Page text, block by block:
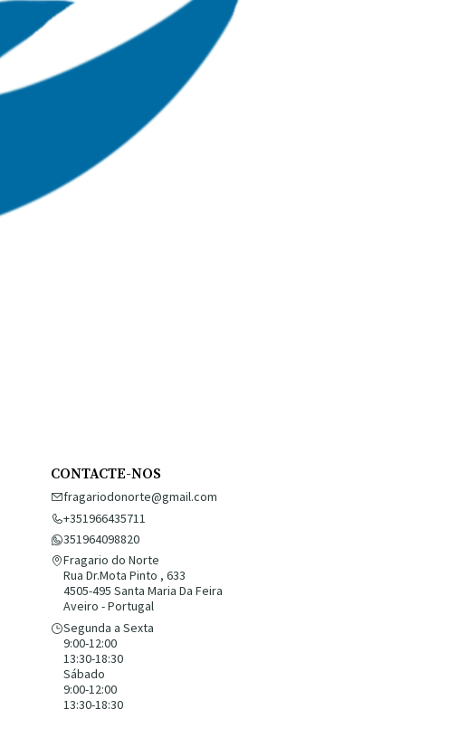
CONTACTE-NOS
fragariodonorte@gmail.com
+351966435711
351964098820
Fragario do Norte
Rua Dr.Mota Pinto , 633
4505-495 Santa Maria Da Feira
Aveiro - Portugal
Segunda a Sexta
9:00-12:00
13:30-18:30
Sábado
9:00-12:00
13:30-18:30